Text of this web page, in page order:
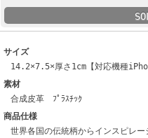
サイズ
14.2×7.5×厚さ1cm【対応機種
素材
合成皮革 ﾌﾟﾗｽﾁｯｸ
商品仕様
世界各国の伝統柄からインスピレ